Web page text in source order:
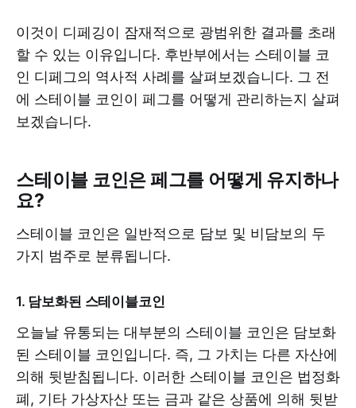
이것이 디페깅이 잠재적으로 광범위한 결과를 초래
할 수 있는 이유입니다. 후반부에서는 스테이블 코
인 디페그의 역사적 사례를 살펴보겠습니다. 그 전
에 스테이블 코인이 페그를 어떻게 관리하는지 살펴
보겠습니다.
스테이블 코인은 페그를 어떻게 유지하나
요?
스테이블 코인은 일반적으로 담보 및 비담보의 두
가지 범주로 분류됩니다.
1. 담보화된 스테이블코인
오늘날 유통되는 대부분의 스테이블 코인은 담보화
된 스테이블 코인입니다. 즉, 그 가치는 다른 자산에
의해 뒷받침됩니다. 이러한 스테이블 코인은 법정화
폐, 기타 가상자산 또는 금과 같은 상품에 의해 뒷받